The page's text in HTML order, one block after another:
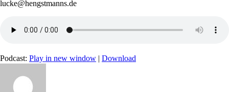
lucke@hengstmanns.de
Podcast: Play in new window | Download